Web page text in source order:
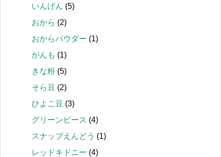
いんげん (5)
おから (2)
おからパウダー (1)
がんも (1)
きな粉 (5)
そら豆 (2)
ひよこ豆 (3)
グリーンピース (4)
スナップえんどう (1)
レッドキドニー (4)